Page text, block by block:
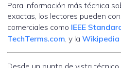
Para información más técnica
exactas, los lectores pueden
comerciales como IEEE
TechTerms.com, y la Wikipedia